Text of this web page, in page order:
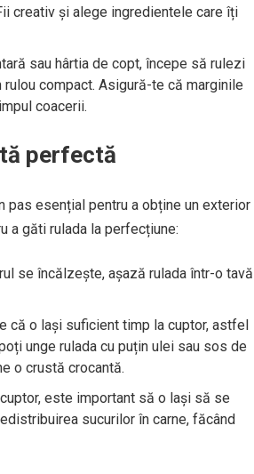
creativ și alege ingredientele care îți
sau hârtia de copt, începe să rulezi
compact. Asigură-te că marginile
coacerii.
perfectă
pas esențial pentru a obține un exterior
a găti rulada la perfecțiune:
se încălzește, așază rulada într-o tavă
că o lași suficient timp la cuptor, astfel
unge rulada cu puțin ulei sau sos de
o crustă crocantă.
este important să o lași să se
sucurilor în carne, făcând